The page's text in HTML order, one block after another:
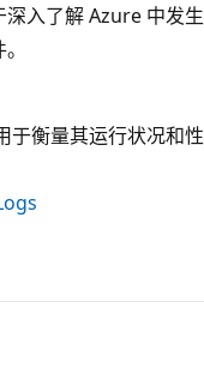
入了解 Azure 中发生
于衡量其运行状况和性